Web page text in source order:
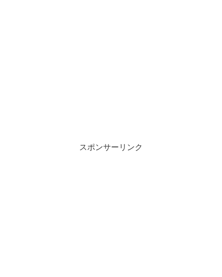
スポンサーリンク